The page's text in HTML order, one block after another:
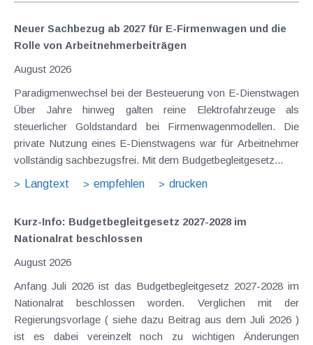
Neuer Sachbezug ab 2027 für E-Firmenwagen und die
Rolle von Arbeitnehmer​­beiträgen
August 2026
Paradigmenwechsel bei der Besteuerung von E-Dienstwagen
Über Jahre hinweg galten reine Elektrofahrzeuge als
steuerlicher Goldstandard bei Firmenwagenmodellen. Die
private Nutzung eines E-Dienstwagens war für Arbeitnehmer
vollständig sachbezugsfrei. Mit dem Budgetbegleitgesetz...
Langtext
empfehlen drucken
Kurz-Info: Budgetbegleitgesetz 2027-2028 im
Nationalrat beschlossen
August 2026
Anfang Juli 2026 ist das Budgetbegleitgesetz 2027-2028 im
Nationalrat beschlossen worden. Verglichen mit der
Regierungsvorlage ( siehe dazu Beitrag aus dem Juli 2026 )
ist es dabei vereinzelt noch zu wichtigen Änderungen